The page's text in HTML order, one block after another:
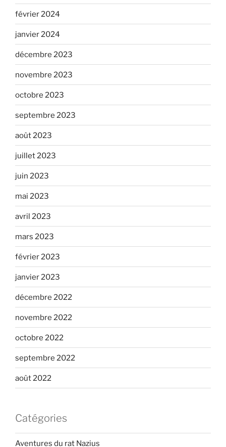
février 2024
janvier 2024
décembre 2023
novembre 2023
octobre 2023
septembre 2023
août 2023
juillet 2023
juin 2023
mai 2023
avril 2023
mars 2023
février 2023
janvier 2023
décembre 2022
novembre 2022
octobre 2022
septembre 2022
août 2022
Catégories
Aventures du rat Nazius